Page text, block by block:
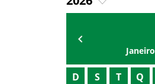
Janeiro
D S T Q